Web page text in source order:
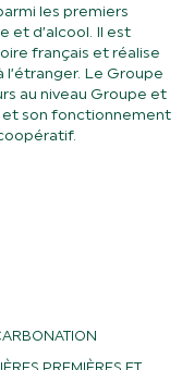
les premiers
et d’alcool. Il est
français et réalise
Le Groupe
au niveau Groupe et
et son fonctionnement